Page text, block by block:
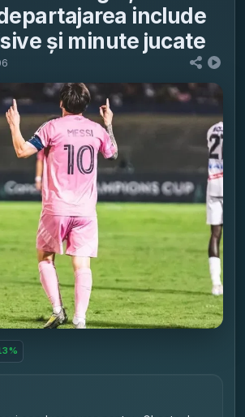
include
și minute jucate